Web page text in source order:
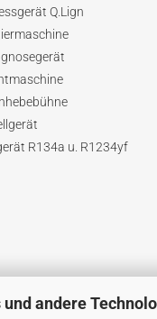
andere
Q.Lign
e
R134a u. R1234yf